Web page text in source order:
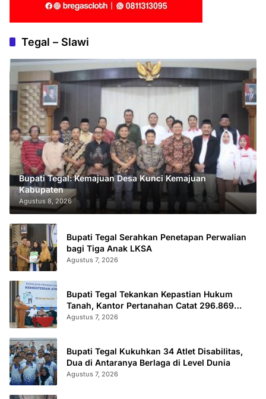
Tegal – Slawi
Bupati Tegal: Kemajuan Desa Kunci Kemajuan
Kabupaten
Agustus 8, 2026
Bupati Tegal Serahkan Penetapan Perwalian
bagi Tiga Anak LKSA
Agustus 7, 2026
Bupati Tegal Tekankan Kepastian Hukum
Tanah, Kantor Pertanahan Catat 296.869
Sertifikat Terbit
Agustus 7, 2026
Bupati Tegal Kukuhkan 34 Atlet Disabilitas,
Dua di Antaranya Berlaga di Level Dunia
Agustus 7, 2026